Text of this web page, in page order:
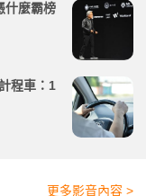
什麼霸榜
程車：1
更多影音內容 >